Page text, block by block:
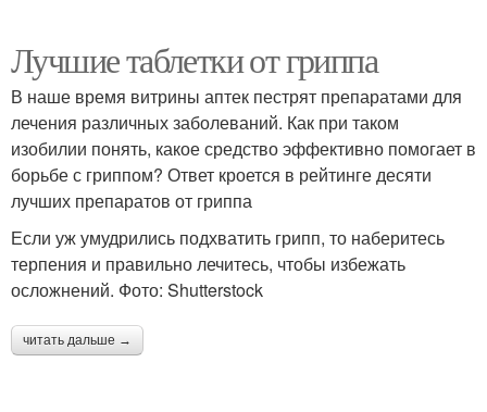
Лучшие таблетки от гриппа
В наше время витрины аптек пестрят препаратами для
лечения различных заболеваний. Как при таком
изобилии понять, какое средство эффективно помогает в
борьбе с гриппом? Ответ кроется в рейтинге десяти
лучших препаратов от гриппа
Если уж умудрились подхватить грипп, то наберитесь
терпения и правильно лечитесь, чтобы избежать
осложнений. Фото: Shutterstock
читать дальше →